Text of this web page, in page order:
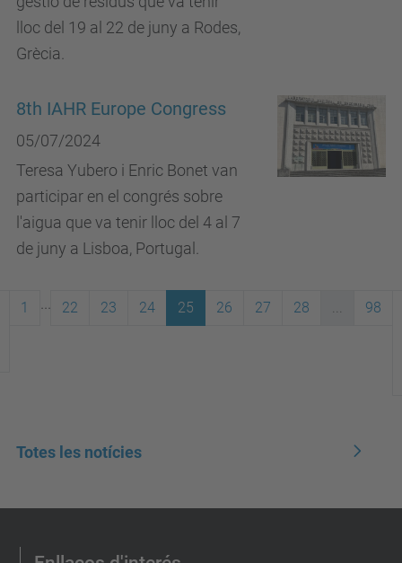
lloc del 19 al 22 de juny a Rodes,
Grècia.
8th IAHR Europe Congress
05/07/2024
Teresa Yubero i Enric Bonet van
participar en el congrés sobre
l'aigua que va tenir lloc del 4 al 7
de juny a Lisboa, Portugal.
1 22 23 24 25 26 27 28 ... 98
Totes les notícies